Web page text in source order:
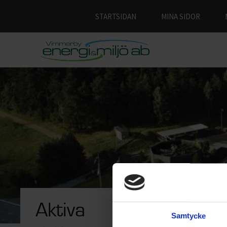
Samtycke
STARTSIDAN MINA SIDOR
Aktiva